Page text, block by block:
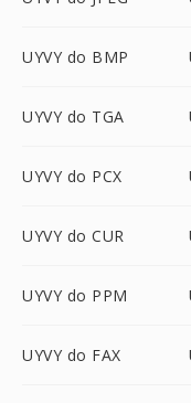
UYVY do BMP
UYVY do TGA
UYVY do PCX
UYVY do CUR
UYVY do PPM
UYVY do FAX